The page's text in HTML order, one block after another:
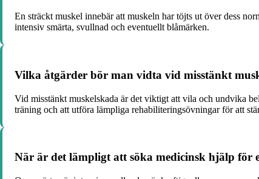
En sträckt muskel innebär att muskeln har töjts ut över dess
intensiv smärta, svullnad och eventuellt blåmärken.
Vilka åtgärder bör man vidta vid misstänkt
Vid misstänkt muskelskada är det viktigt att vila och undvika
träning och att utföra lämpliga rehabiliteringsövningar för att
När är det lämpligt att söka medicinsk hjälp för